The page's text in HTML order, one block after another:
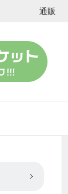
通販